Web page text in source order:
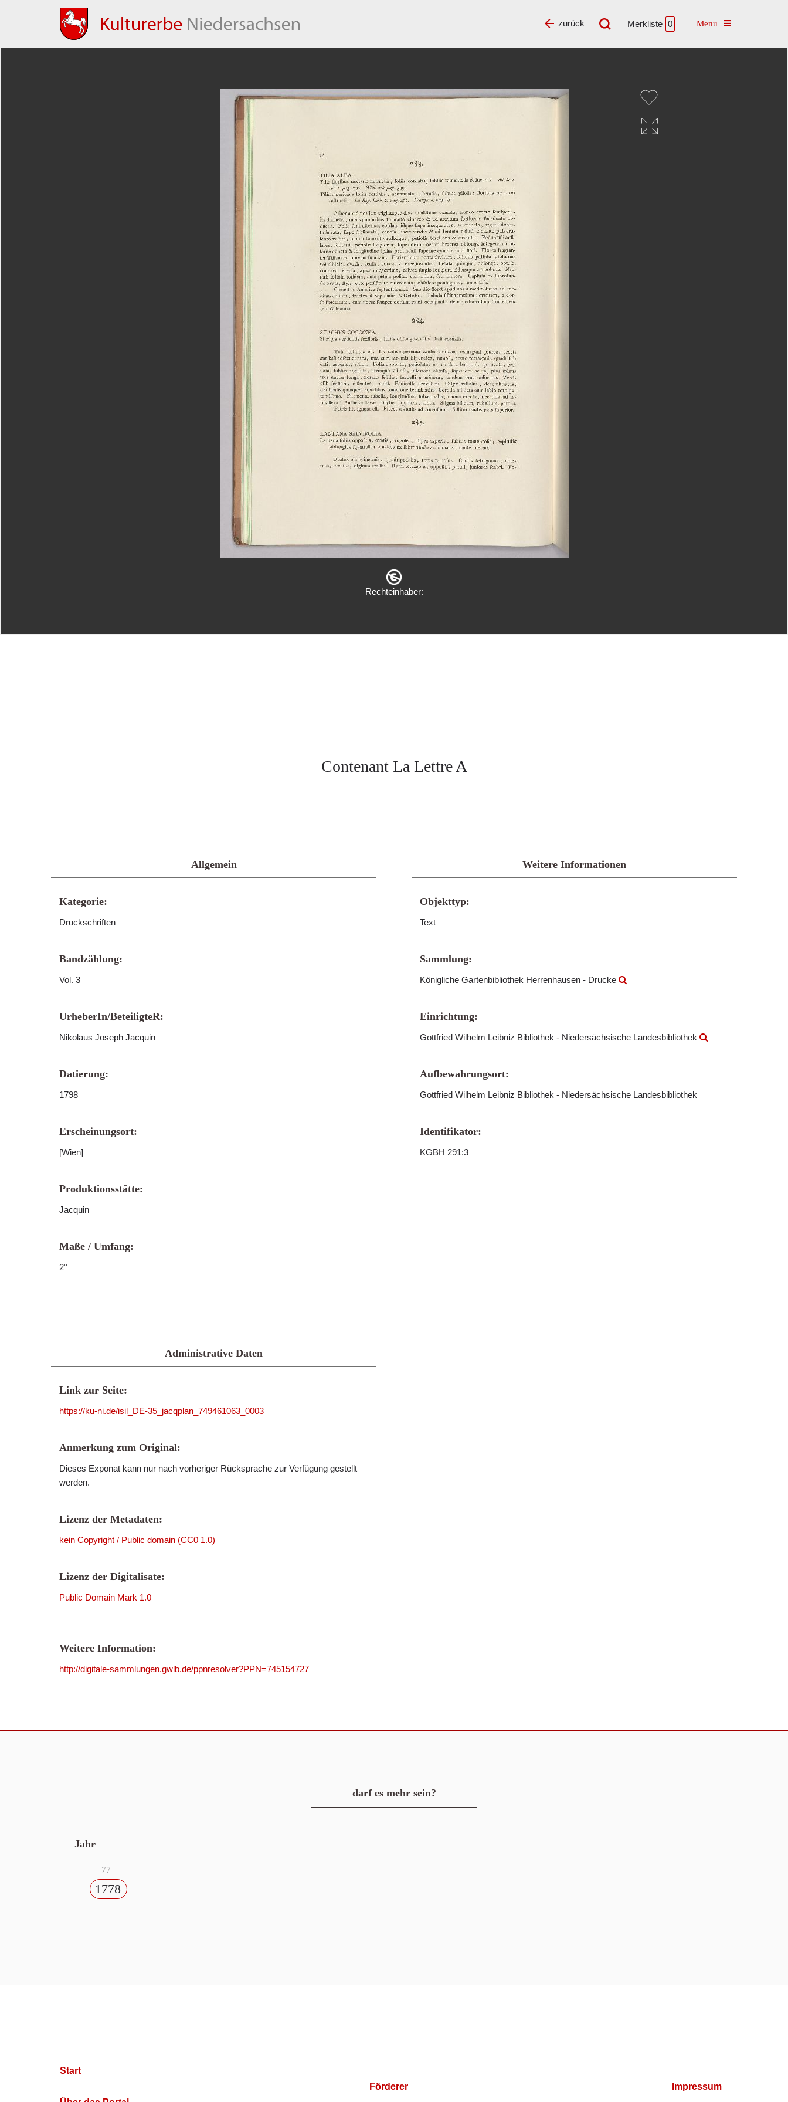
Merkliste 0 Toggle navigation
zurück
Rechteinhaber:
Contenant La Lettre A
Allgemein
Kategorie:
Druckschriften
Bandzählung:
Vol. 3
UrheberIn/BeteiligteR:
Nikolaus Joseph Jacquin
Datierung:
1798
Erscheinungsort:
[Wien]
Produktionsstätte:
Jacquin
Maße / Umfang:
2°
Weitere Informationen
Objekttyp:
Text
Sammlung:
Königliche Gartenbibliothek Herrenhausen - Drucke
Einrichtung:
Gottfried Wilhelm Leibniz Bibliothek - Niedersächsische Landesbibliothek
Aufbewahrungsort:
Gottfried Wilhelm Leibniz Bibliothek - Niedersächsische Landesbibliothek
Identifikator:
KGBH 291:3
Administrative Daten
Link zur Seite:
https://ku-ni.de/isil_DE-35_jacqplan_749461063_0003
Anmerkung zum Original:
Dieses Exponat kann nur nach vorheriger Rücksprache zur Verfügung gestellt
werden.
Lizenz der Metadaten:
kein Copyright / Public domain (CC0 1.0)
Lizenz der Digitalisate:
Public Domain Mark 1.0
Weitere Information:
http://digitale-sammlungen.gwlb.de/ppnresolver?PPN=745154727
darf es mehr sein?
Jahr
77
1778
Start
Förderer Impressum